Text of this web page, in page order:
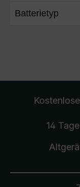
Batterietyp
14